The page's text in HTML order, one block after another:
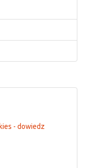
- dowiedz